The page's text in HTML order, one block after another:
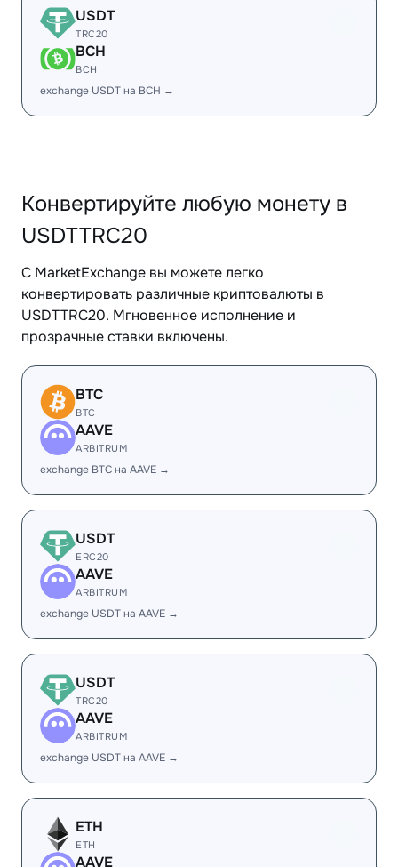
USDT
TRC20
BCH
BCH
exchange USDT на BCH →
Конвертируйте любую монету в
USDTTRC20
С MarketExchange вы можете легко
конвертировать различные криптовалюты в
USDTTRC20. Мгновенное исполнение и
прозрачные ставки включены.
BTC
BTC
AAVE
ARBITRUM
exchange BTC на AAVE →
USDT
ERC20
AAVE
ARBITRUM
exchange USDT на AAVE →
USDT
TRC20
AAVE
ARBITRUM
exchange USDT на AAVE →
ETH
ETH
AAVE